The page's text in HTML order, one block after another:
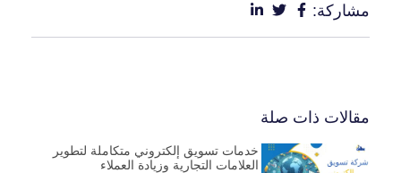
مشاركة:
مقالات ذات صلة
خدمات تسويق إلكتروني متكاملة لتطوير
العلامات التجارية وزيادة العملاء